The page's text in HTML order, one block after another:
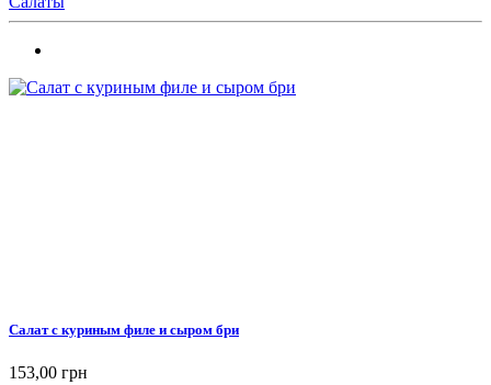
Салат с куриным филе и сыром бри
153,00 грн